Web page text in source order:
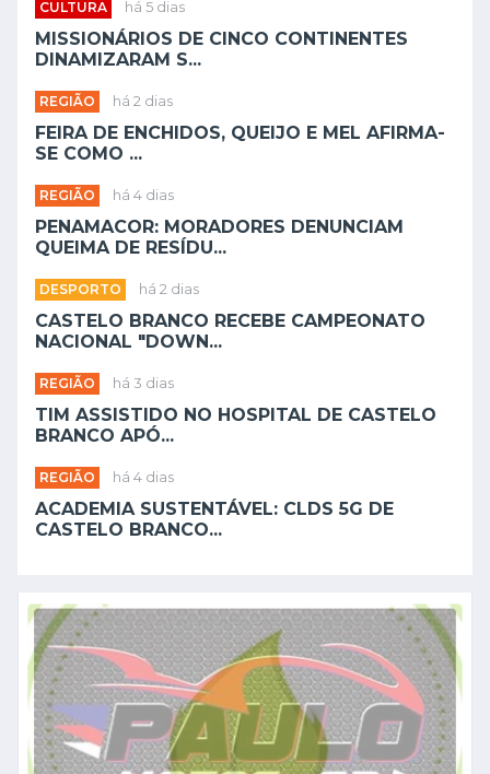
CULTURA há 5 dias
MISSIONÁRIOS DE CINCO CONTINENTES
DINAMIZARAM S...
REGIÃO há 2 dias
FEIRA DE ENCHIDOS, QUEIJO E MEL AFIRMA-
SE COMO ...
REGIÃO há 4 dias
PENAMACOR: MORADORES DENUNCIAM
QUEIMA DE RESÍDU...
DESPORTO há 2 dias
CASTELO BRANCO RECEBE CAMPEONATO
NACIONAL "DOWN...
REGIÃO há 3 dias
TIM ASSISTIDO NO HOSPITAL DE CASTELO
BRANCO APÓ...
REGIÃO há 4 dias
ACADEMIA SUSTENTÁVEL: CLDS 5G DE
CASTELO BRANCO...